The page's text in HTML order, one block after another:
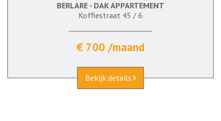
BERLARE - DAK APPARTEMENT
Koffiestraat 45 / 6
€ 700 /maand
Bekijk details